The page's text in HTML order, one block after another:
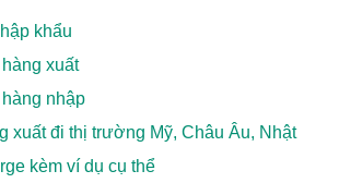
khẩu
xuất
nhập
xuất đi thị trường Mỹ, Châu Âu, Nhật
kèm ví dụ cụ thể